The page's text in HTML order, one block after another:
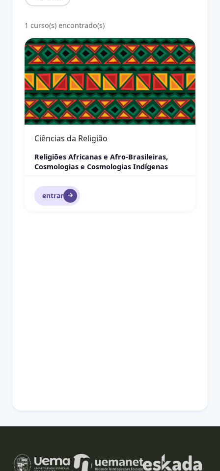
1 curso(s) encontrado(s)
Religiões Africanas e Afro-Brasileiras, Cosmologias
Ciências da Religião
Religiões Africanas e Afro-Brasileiras,
Cosmologias e Cosmologias Indígenas
entrar